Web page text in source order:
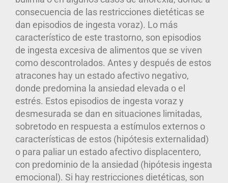
consecuencia de las restricciones dietéticas se
dan episodios de ingesta voraz). Lo más
característico de este trastorno, son episodios
de ingesta excesiva de alimentos que se viven
como descontrolados. Antes y después de estos
atracones hay un estado afectivo negativo,
donde predomina la ansiedad elevada o el
estrés. Estos episodios de ingesta voraz y
desmesurada se dan en situaciones limitadas,
sobretodo en respuesta a estímulos externos o
características de estos (hipótesis externalidad)
o para paliar un estado afectivo displacentero,
con predominio de la ansiedad (hipótesis ingesta
emocional). Si hay restricciones dietéticas, son